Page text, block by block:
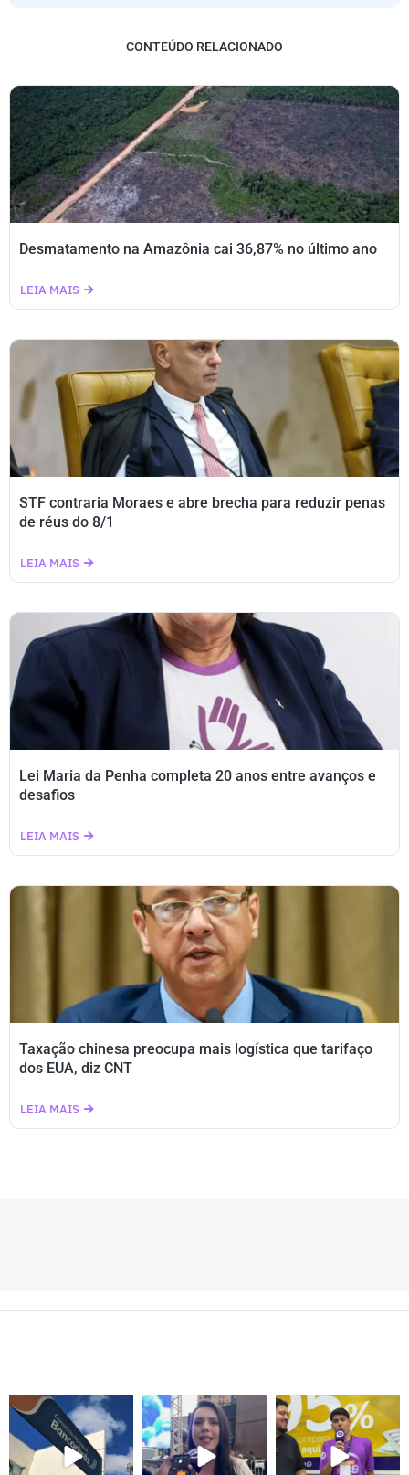
CONTEÚDO RELACIONADO
Desmatamento na Amazônia cai 36,87% no último ano
LEIA MAIS
STF contraria Moraes e abre brecha para reduzir penas
de réus do 8/1
LEIA MAIS
Lei Maria da Penha completa 20 anos entre avanços e
desafios
LEIA MAIS
Taxação chinesa preocupa mais logística que tarifaço
dos EUA, diz CNT
LEIA MAIS